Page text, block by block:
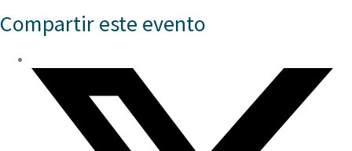
Compartir este evento